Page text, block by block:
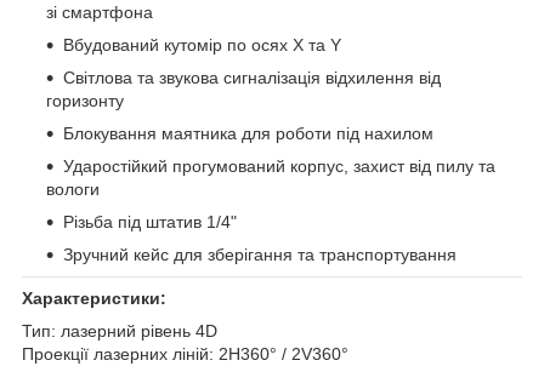
зі смартфона
Вбудований кутомір по осях X та Y
Світлова та звукова сигналізація відхилення від
горизонту
Блокування маятника для роботи під нахилом
Ударостійкий прогумований корпус, захист від пилу та
вологи
Різьба під штатив 1/4"
Зручний кейс для зберігання та транспортування
Характеристики:
Тип: лазерний рівень 4D
Проекції лазерних ліній: 2H360° / 2V360°